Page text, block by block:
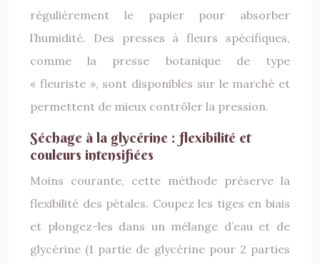
régulièrement le papier pour absorber
l’humidité. Des presses à fleurs spécifiques,
comme la presse botanique de type
« fleuriste », sont disponibles sur le marché et
permettent de mieux contrôler la pression.
Séchage à la glycérine : flexibilité et
couleurs intensifiées
Moins courante, cette méthode préserve la
flexibilité des pétales. Coupez les tiges en biais
et plongez-les dans un mélange d’eau et de
glycérine (1 partie de glycérine pour 2 parties